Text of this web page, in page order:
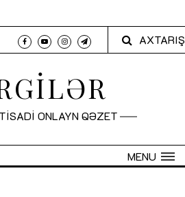
AXTARIŞ
ONLAYN QƏZET
MENU